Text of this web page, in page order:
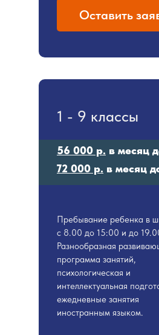
Оставить
1 - 9 классы
56 000 р. в месяц
72 000 р. в месяц
Пребывание ребенка в
с 8.00 до 15:00 и до
Разнообразная
программа занятий,
психологическая и
интеллектуальная
ежедневные занятия
иностранным языком.
Дорогие ученики
и их родители,
приглашаем вас
на нашу базу
отдыха "Яламия"
– удивительное
место в самом
поселок Мещерский бор